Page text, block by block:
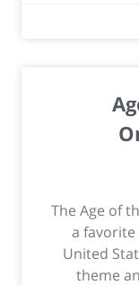
The Age of
a
United
theme